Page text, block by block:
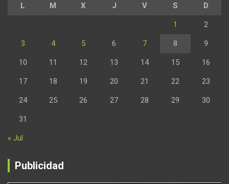
L M X J V S D
1 2
3 4 5 6 7 8 9
10 11 12 13 14 15 16
17 18 19 20 21 22 23
24 25 26 27 28 29 30
31
« Jul
Publicidad